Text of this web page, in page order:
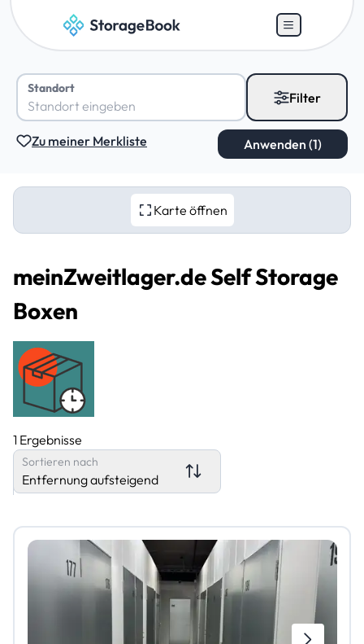
Standort
Filter
Zu meiner Merkliste
Karte öffnen
meinZweitlager.de Self Storage
Boxen
1 Ergebnisse
Sortieren nach
Entfernung aufsteigend